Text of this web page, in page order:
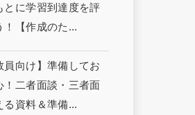
とに学習到達度を評
！【作成のた...
員向け】準備してお
！二者面談・三者面
る資料＆準備...